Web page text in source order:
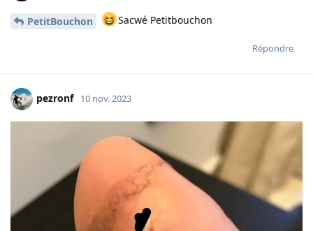
PetitBouchon Sacwé Petitbouchon
Répondre
pezronf 10 nov. 2023